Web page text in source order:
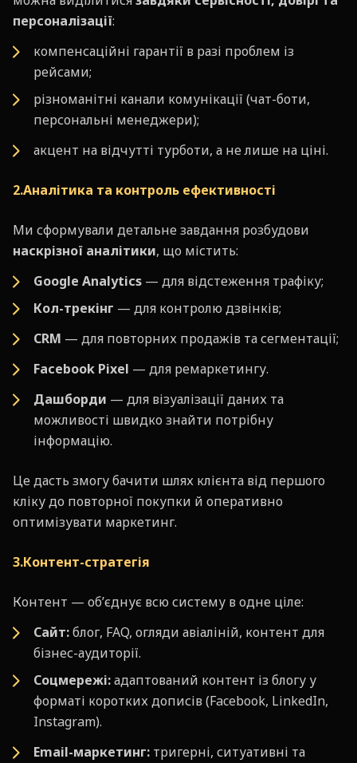
персоналізації:
компенсаційні гарантії в разі проблем із
рейсами;
різноманітні канали комунікації (чат-боти,
персональні менеджери);
акцент на відчутті турботи, а не лише на ціні.
2.Аналітика та контроль ефективності
Ми сформували детальне завдання розбудови
наскрізної аналітики, що містить:
Google Analytics — для відстеження трафіку;
Кол-трекінг — для контролю дзвінків;
CRM — для повторних продажів та сегментації;
Facebook Pixel — для ремаркетингу.
Дашборди — для візуалізації даних та
можливості швидко знайти потрібну
інформацію.
Це дасть змогу бачити шлях клієнта від першого
кліку до повторної покупки й оперативно
оптимізувати маркетинг.
3.Контент-стратегія
Контент — об’єднує всю систему в одне ціле:
Сайт:блог, FAQ, огляди авіаліній, контент для
бізнес-аудиторії.
Соцмережі:адаптований контент із блогу у
форматі коротких дописів (Facebook, LinkedIn,
Instagram).
Email-маркетинг: тригерні, ситуативні та